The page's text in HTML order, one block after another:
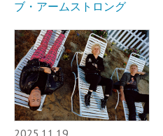
ブ・アームストロング
2025.11.19